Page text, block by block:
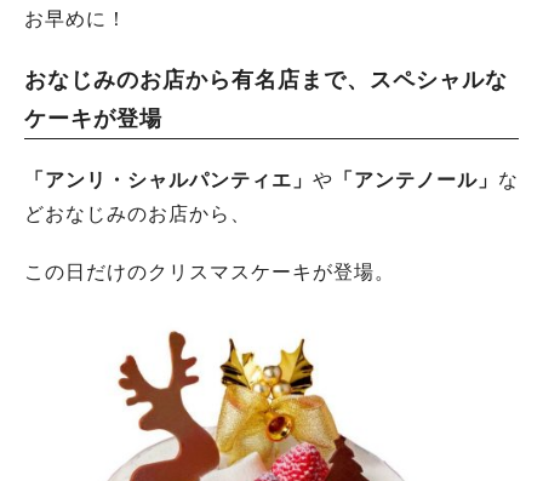
お早めに！
おなじみのお店から有名店まで、スペシャルな
ケーキが登場
「アンリ・シャルパンティエ」 や 「アンテノール」 な
どおなじみのお店から、
この日だけのクリスマスケーキが登場。